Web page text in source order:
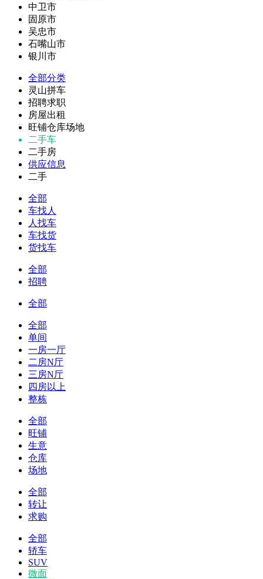
中卫市
固原市
吴忠市
石嘴山市
银川市
全部分类
灵山拼车
招聘求职
房屋出租
旺铺仓库场地
二手车
二手房
供应信息
二手
全部
车找人
人找车
车找货
货找车
全部
招聘
全部
全部
单间
一房一厅
二房N厅
三房N厅
四房以上
整栋
全部
旺铺
生意
仓库
场地
全部
转让
求购
全部
轿车
SUV
微面